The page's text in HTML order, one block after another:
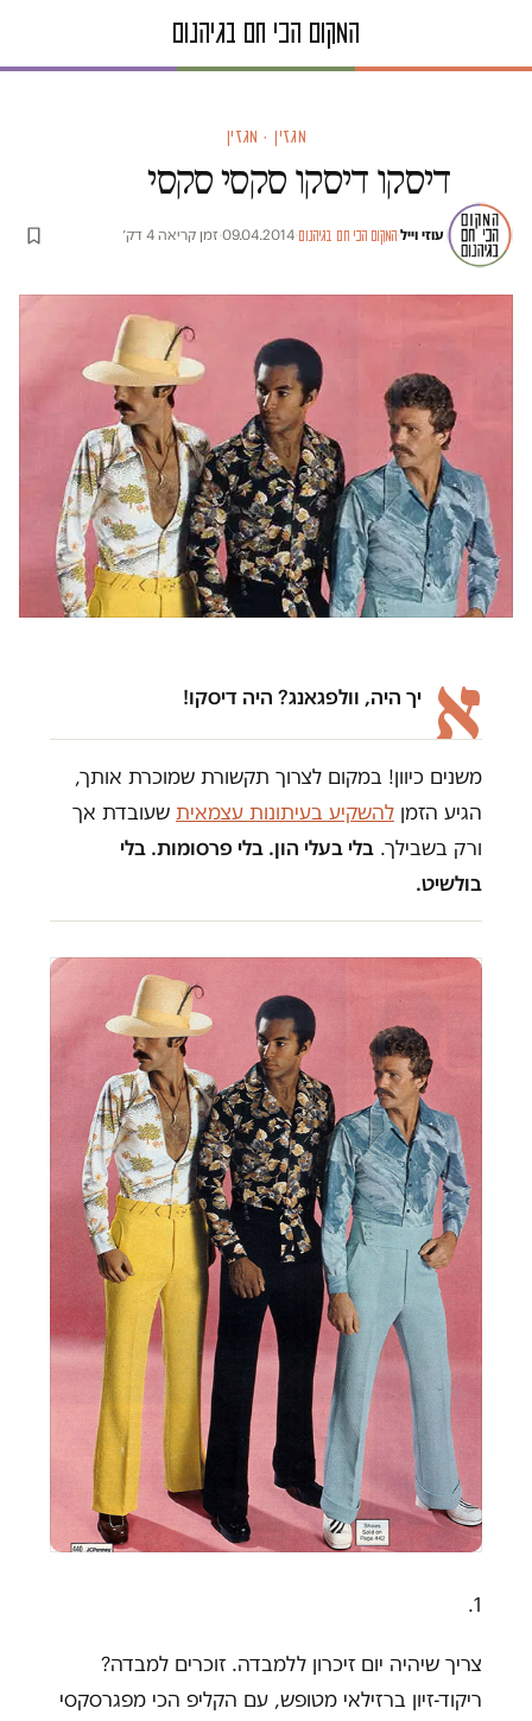
מגזין · מגזין
דיסקו דיסקו סקסי סקסי
עוזי וייל·המקום הכי חם בגיהנום·
09.04.2014
·זמן קריאה 4 דק׳
א יך היה, וולפגאנג? היה דיסקו!
משנים כיוון! במקום לצרוך תקשורת שמוכרת אותך,
הגיע הזמן להשקיע בעיתונות עצמאית שעובדת אך
ורק בשבילך. בלי בעלי הון. בלי פרסומות. בלי
בולשיט.
1.
צריך שיהיה יום זיכרון ללמבדה. זוכרים למבדה?
ריקוד-זיון ברזילאי מטופש, עם הקליפ הכי מפגרסקסי